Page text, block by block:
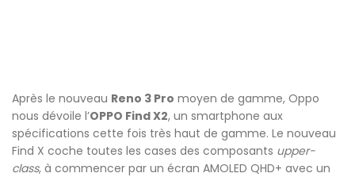
Après le nouveau Reno 3 Pro moyen de gamme, Oppo
nous dévoile l’OPPO Find X2, un smartphone aux
spécifications cette fois très haut de gamme. Le nouveau
Find X coche toutes les cases des composants upper-
class, à commencer par un écran AMOLED QHD+ avec un